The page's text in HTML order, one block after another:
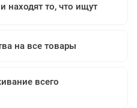
находят то, что ищут
на все товары
всего